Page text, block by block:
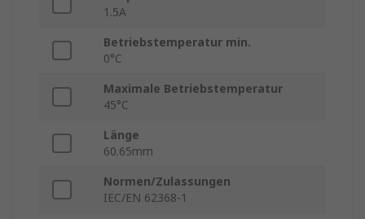
1.5A
Betriebstemperatur min.
0°C
Maximale Betriebstemperatur
45°C
Länge
60.65mm
Normen/Zulassungen
IEC/EN 62368-1